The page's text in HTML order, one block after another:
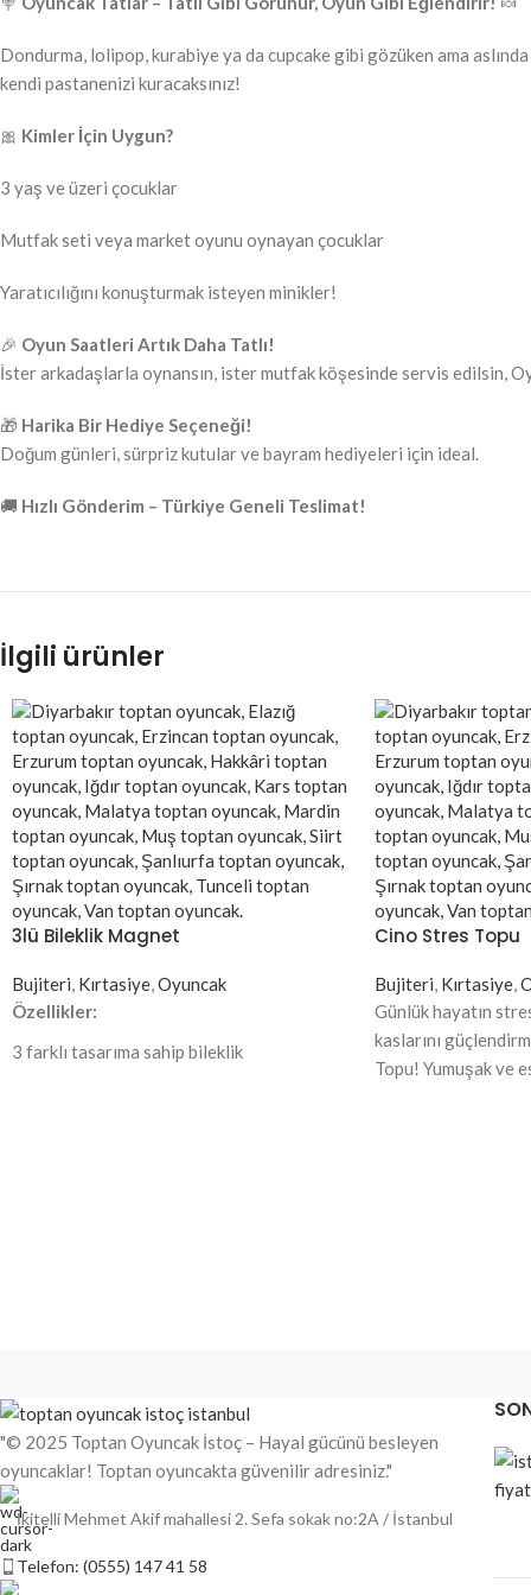
Dondurma, lolipop, kurabiye ya da cupcake gibi gözüken ama
kendi pastanenizi kuracaksınız!
🎀 Kimler İçin Uygun?
3 yaş ve üzeri çocuklar
Mutfak seti veya market oyunu oynayan çocuklar
Yaratıcılığını konuşturmak isteyen minikler!
🎉 Oyun Saatleri Artık Daha Tatlı!
İster arkadaşlarla oynansın, ister mutfak köşesinde servis edilsin,
🎁 Harika Bir Hediye Seçeneği!
Doğum günleri, sürpriz kutular ve bayram hediyeleri için ideal.
🚚 Hızlı Gönderim – Türkiye Geneli Teslimat!
İlgili ürünler
3lü Bileklik Magnet
Bujiteri, Kırtasiye,Oyuncak
Özellikler:
3 farklı tasarıma sahip bileklik
Cino Stres Topu
Bujiteri, Kırtasiye,
Günlük hayatın
kaslarını
Topu! Yumuşak ve
Farklı renk
Tüm yaş gruplarına
"© 2025 Toptan Oyuncak İstoç – Hayal gücünü besleyen
oyuncaklar! Toptan oyuncakta güvenilir adresiniz."
İkitelli Mehmet Akif mahallesi 2. Sefa sokak no:2A / İstanbul
Telefon: (0555) 147 41 58